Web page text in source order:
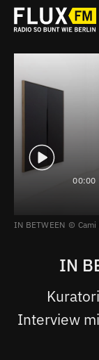
00:00
IN BETWEEN
IN
Interview